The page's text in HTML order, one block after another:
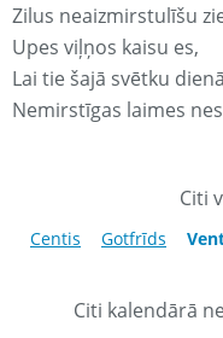
Zilus neaizmirstulīšu
Upes viļņos kaisu es,
Lai tie šajā svētku
Nemirstīgas laimes
Citi
Centis Gotfrīds
Citi kalendārā